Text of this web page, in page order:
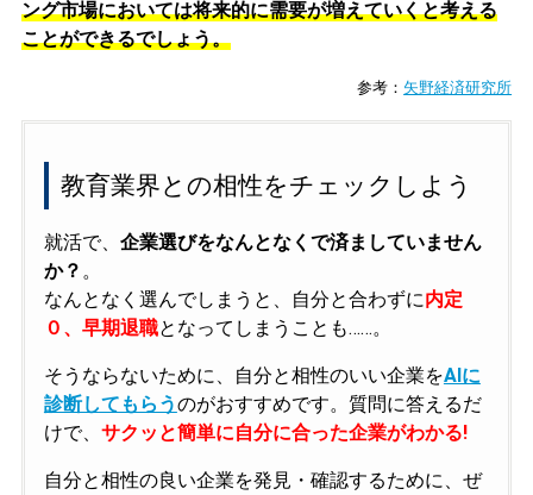
ング市場においては将来的に需要が増えていくと考える
ことができるでしょう。
参考： 矢野経済研究所
教育業界との相性をチェックしよう
就活で、 企業選びをなんとなくで済ましていません
か？ 。
なんとなく選んでしまうと、自分と合わずに内定
０、早期退職となってしまうことも……。
そうならないために、自分と相性のいい企業をAIに
診断してもらうのがおすすめです。質問に答えるだ
けで、 サクッと簡単に自分に合った企業がわかる!
自分と相性の良い企業を発見・確認するために、ぜ